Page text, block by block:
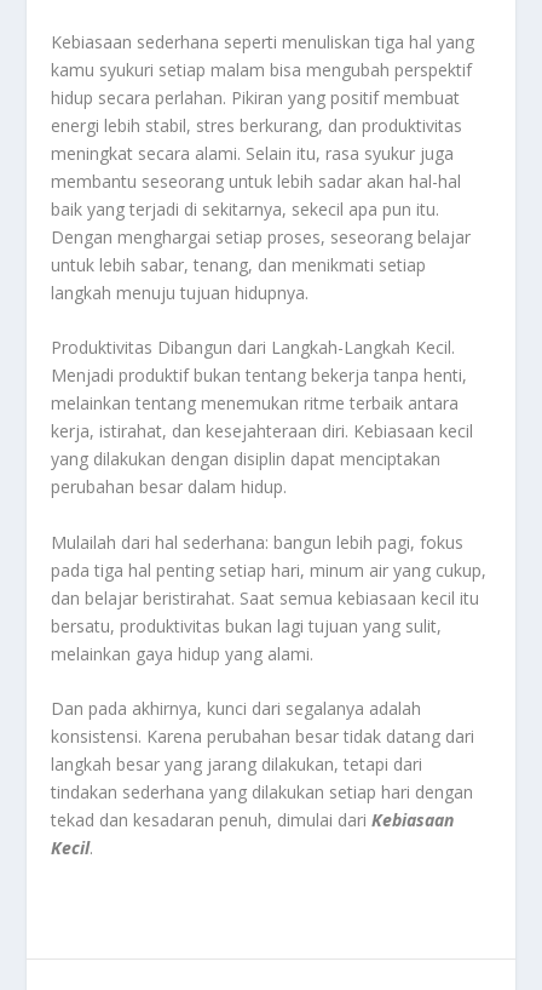
Kebiasaan sederhana seperti menuliskan tiga hal yang
kamu syukuri setiap malam bisa mengubah perspektif
hidup secara perlahan. Pikiran yang positif membuat
energi lebih stabil, stres berkurang, dan produktivitas
meningkat secara alami. Selain itu, rasa syukur juga
membantu seseorang untuk lebih sadar akan hal-hal
baik yang terjadi di sekitarnya, sekecil apa pun itu.
Dengan menghargai setiap proses, seseorang belajar
untuk lebih sabar, tenang, dan menikmati setiap
langkah menuju tujuan hidupnya.
Produktivitas Dibangun dari Langkah-Langkah Kecil.
Menjadi produktif bukan tentang bekerja tanpa henti,
melainkan tentang menemukan ritme terbaik antara
kerja, istirahat, dan kesejahteraan diri. Kebiasaan kecil
yang dilakukan dengan disiplin dapat menciptakan
perubahan besar dalam hidup.
Mulailah dari hal sederhana: bangun lebih pagi, fokus
pada tiga hal penting setiap hari, minum air yang cukup,
dan belajar beristirahat. Saat semua kebiasaan kecil itu
bersatu, produktivitas bukan lagi tujuan yang sulit,
melainkan gaya hidup yang alami.
Dan pada akhirnya, kunci dari segalanya adalah
konsistensi. Karena perubahan besar tidak datang dari
langkah besar yang jarang dilakukan, tetapi dari
tindakan sederhana yang dilakukan setiap hari dengan
tekad dan kesadaran penuh, dimulai dariKebiasaan
Kecil.